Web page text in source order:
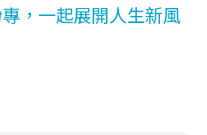
，一起展開人生新風